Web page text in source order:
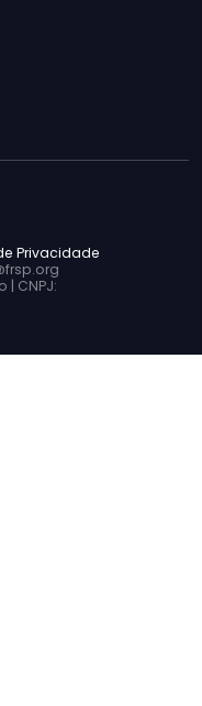
Privacidade
CNPJ: